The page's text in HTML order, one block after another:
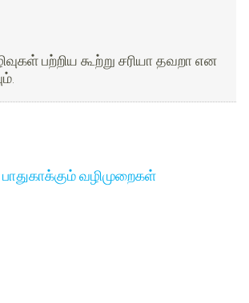
பற்றிய கூற்று சரியா தவறா என
வழிமுறைகள்